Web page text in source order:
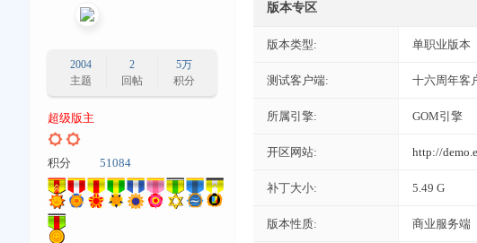
2004
主题
2
回帖
5万
积分
超级版主
积分 51084
版本专区
版本类型: 单职业版本
测试客户端: 十六周年客
所属引擎: GOM引擎
开区网站: http://
补丁大小: 5.49 G
版本性质: 商业服务端